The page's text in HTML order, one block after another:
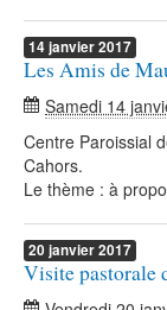
14janvier2017
Les Amis de
Samedi 14
Centre Paroissial
Cahors.
Le thème : à
20 janvier2017
Visite pastorale